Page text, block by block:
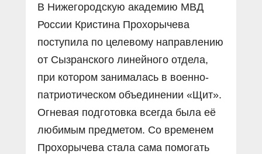
В Нижегородскую академию МВД
России Кристина Прохорычева
поступила по целевому направлению
от Сызранского линейного отдела,
при котором занималась в военно-
патриотическом объединении «Щит».
Огневая подготовка всегда была её
любимым предметом. Со временем
Прохорычева стала сама помогать